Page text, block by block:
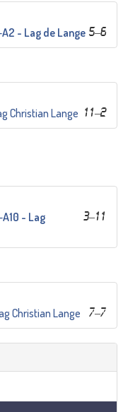
5–6
A2 - Lag de Lange
11–2
Christian Lange
3–11
A10 - Lag
7–7
Christian Lange